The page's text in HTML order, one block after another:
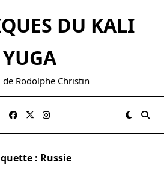
DU KALI
YUGA
de Rodolphe Christin
: Russie